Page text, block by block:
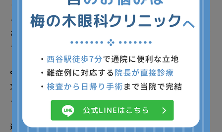
りません。この時期には、進行を遅らせるための点眼薬によ
る治療が行われることがあります。
ただし、点眼薬は濁りを透明に戻すものではなく、あくまで
も進行を抑えるための措置です。
中期になると、かすみや見えにくさが出てきて、日常生活に
支障が見られるようになります。
この段階では、手術による治療が検討されます。
進行期では、水晶体の濁りが強くなり、視力が大きく低下し